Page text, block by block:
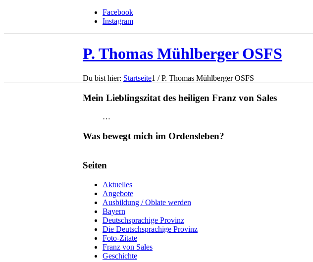
Facebook
Instagram
P. Thomas Mühlberger OSFS
Du bist hier: Startseite1 / P. Thomas Mühlberger OSFS
Mein Lieblingszitat des heiligen Franz von Sales
…
Was bewegt mich im Ordensleben?
Seiten
Aktuelles
Angebote
Ausbildung / Oblate werden
Bayern
Deutschsprachige Provinz
Die Deutschsprachige Provinz
Foto-Zitate
Franz von Sales
Geschichte